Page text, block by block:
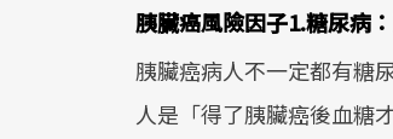
胰臟癌風險因子1.糖尿病
胰臟癌病人不一定都有糖
人是「得了胰臟癌後血糖